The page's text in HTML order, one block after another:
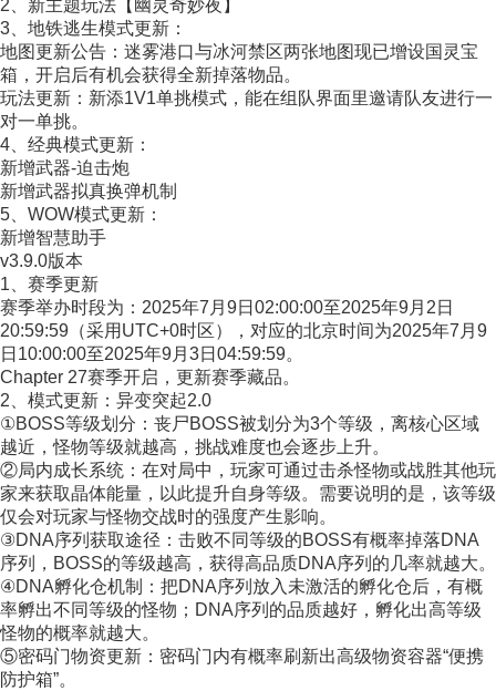
2、新主题玩法【幽灵奇妙夜】
3、地铁逃生模式更新：
地图更新公告：迷雾港口与冰河禁区两张地图现已增设国灵宝
箱，开启后有机会获得全新掉落物品。
玩法更新：新添1V1单挑模式，能在组队界面里邀请队友进行一
对一单挑。
4、经典模式更新：
新增武器-迫击炮
新增武器拟真换弹机制
5、WOW模式更新：
新增智慧助手
v3.9.0版本
1、赛季更新
赛季举办时段为：2025年7月9日02:00:00至2025年9月2日
20:59:59（采用UTC+0时区），对应的北京时间为2025年7月9
日10:00:00至2025年9月3日04:59:59。
Chapter 27赛季开启，更新赛季藏品。
2、模式更新：异变突起2.0
①BOSS等级划分：丧尸BOSS被划分为3个等级，离核心区域
越近，怪物等级就越高，挑战难度也会逐步上升。
②局内成长系统：在对局中，玩家可通过击杀怪物或战胜其他玩
家来获取晶体能量，以此提升自身等级。需要说明的是，该等级
仅会对玩家与怪物交战时的强度产生影响。
③DNA序列获取途径：击败不同等级的BOSS有概率掉落DNA
序列，BOSS的等级越高，获得高品质DNA序列的几率就越大。
④DNA孵化仓机制：把DNA序列放入未激活的孵化仓后，有概
率孵出不同等级的怪物；DNA序列的品质越好，孵化出高等级
怪物的概率就越大。
⑤密码门物资更新：密码门内有概率刷新出高级物资容器“便携
防护箱”。